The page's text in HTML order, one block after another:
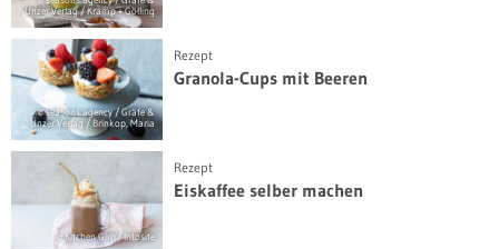
Unzer Verlag / Kramp + Gölling
© seasons.agency / Gräfe &
Unzer Verlag / Brinkop, Maria
Rezept
Granola-Cups mit Beeren
© Kitchen Girls/ Intosite
Rezept
Eiskaffee selber machen